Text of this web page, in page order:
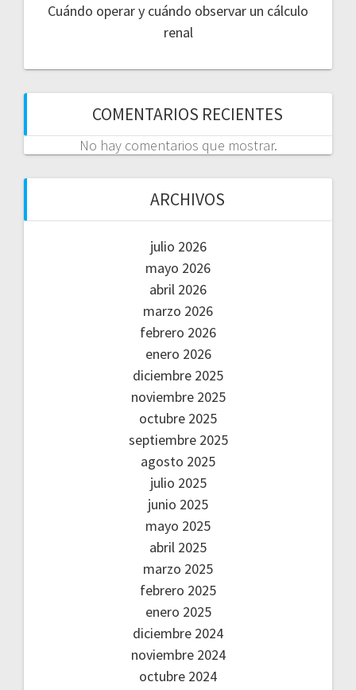
Cuándo operar y cuándo observar un cálculo
renal
COMENTARIOS RECIENTES
No hay comentarios que mostrar.
ARCHIVOS
julio 2026
mayo 2026
abril 2026
marzo 2026
febrero 2026
enero 2026
diciembre 2025
noviembre 2025
octubre 2025
septiembre 2025
agosto 2025
julio 2025
junio 2025
mayo 2025
abril 2025
marzo 2025
febrero 2025
enero 2025
diciembre 2024
noviembre 2024
octubre 2024